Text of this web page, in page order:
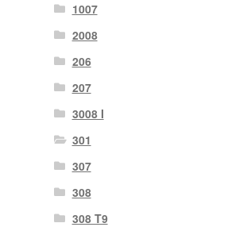
1007
2008
206
207
3008 I
301
307
308
308 T9